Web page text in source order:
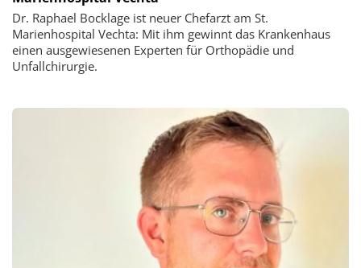
Dr. Raphael Bocklage ist neuer Chefarzt am St.
Marienhospital Vechta: Mit ihm gewinnt das Krankenhaus
einen ausgewiesenen Experten für Orthopädie und
Unfallchirurgie.